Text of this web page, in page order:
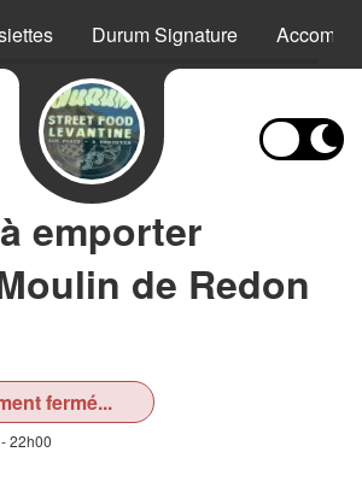
Durum Signature
emporter
de Redon
fermé...
22h00